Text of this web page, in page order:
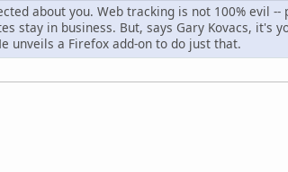
about you. Web tracking is not 100% evil
stay in business. But, says Gary Kovacs, it's
unveils a Firefox add-on to do just that.